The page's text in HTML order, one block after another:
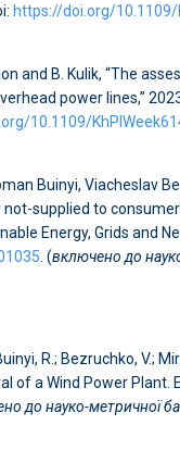
https://doi.org/10.1109/
and B. Kulik, “The
power lines,”
10.1109/
Buinyi, Viacheslav
supplied to
Energy, Grids and
. (включено до
R.; Bezruchko, V.;
a Wind Power Plant.
до науко-метричної